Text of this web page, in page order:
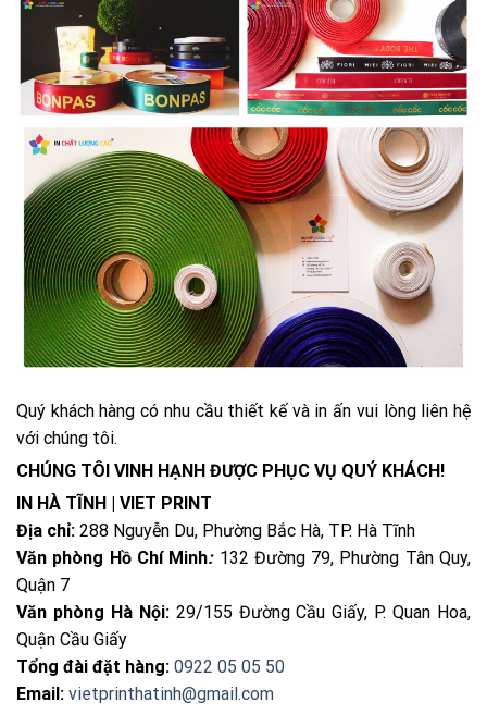
Quý khách hàng có nhu cầu thiết kế và in ấn vui lòng liên hệ
với chúng tôi.
CHÚNG TÔI VINH HẠNH ĐƯỢC PHỤC VỤ QUÝ KHÁCH!
IN HÀ TĨNH | VIET PRINT
Địa chỉ: 288 Nguyễn Du, Phường Bắc Hà, TP. Hà Tĩnh
Văn phòng Hồ Chí Minh:132 Đường 79, Phường Tân Quy,
Quận 7
Văn phòng Hà Nội:29/155 Đường Cầu Giấy, P. Quan Hoa,
Quận Cầu Giấy
Tổng đài đặt hàng: 0922 05 05 50
Email: vietprinthatinh@gmail.com